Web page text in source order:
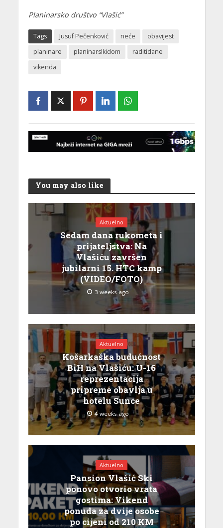
Planinarsko društvo “Vlašić”
Tags Jusuf Pečenković neće
obavijest
planinare
planinarslkidom
raditidane
vikenda
You may also like
Aktuelno
Sedam dana rukometa i
prijateljstva: Na
Vlašiću završen
jubilarni 15. HTC kamp
(VIDEO/FOTO)
3 weeks ago
Aktuelno
Košarkaška budućnost
BiH na Vlašiću: U-16
reprezentacija
pripreme obavlja u
hotelu Sunce
4 weeks ago
Aktuelno
Pansion Vlašić Ski
ponovo otvorio vrata
gostima: Vikend
ponuda za dvije osobe
po cijeni od 210 KM